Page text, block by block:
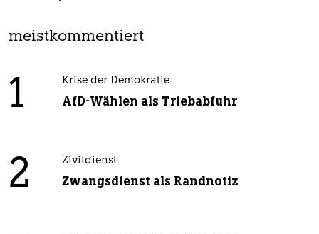
meistkommentiert
1 Krise der Demokratie
AfD-Wählen als Triebabfuhr
2 Zivildienst
Zwangsdienst als Randnotiz